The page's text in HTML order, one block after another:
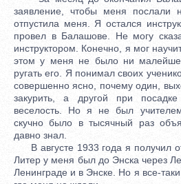
заявление, чтобы меня
отпустила меня. Я остался
провел в Балашове. Не могу
инструктором. Конечно, я мог
этом у меня не было ни
ругать его. Я понимал своих
совершенно ясно, почему один,
закурить, а другой при посадке
веселость. Но я не был
скучно было в тысячный раз
давно знал.
В августе 1933 года я получил
Литер у меня был до Энска через
Ленинграде и в Энске. Но я все-